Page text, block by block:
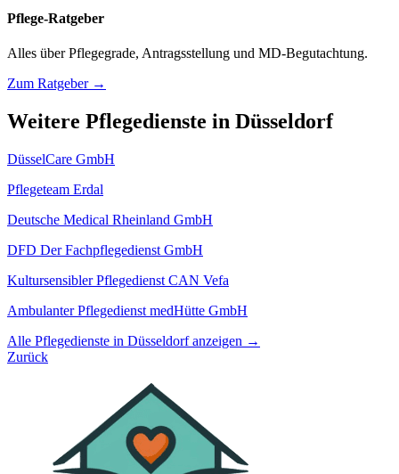
Pflege-Ratgeber
Alles über Pflegegrade, Antragsstellung und MD-Begutachtung.
Zum Ratgeber →
Weitere Pflegedienste in Düsseldorf
DüsselCare GmbH
Pflegeteam Erdal
Deutsche Medical Rheinland GmbH
DFD Der Fachpflegedienst GmbH
Kultursensibler Pflegedienst CAN Vefa
Ambulanter Pflegedienst medHütte GmbH
Alle Pflegedienste in Düsseldorf anzeigen →
Zurück